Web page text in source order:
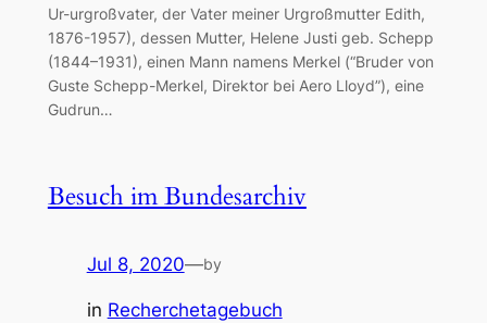
Ur-urgroßvater, der Vater meiner Urgroßmutter Edith,
1876-1957), dessen Mutter, Helene Justi geb. Schepp
(1844–1931), einen Mann namens Merkel (“Bruder von
Guste Schepp-Merkel, Direktor bei Aero Lloyd”), eine
Gudrun…
Besuch im Bundesarchiv
Jul 8, 2020—by
in Recherchetagebuch